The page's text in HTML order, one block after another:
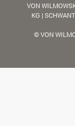
VON
KG |
© VON